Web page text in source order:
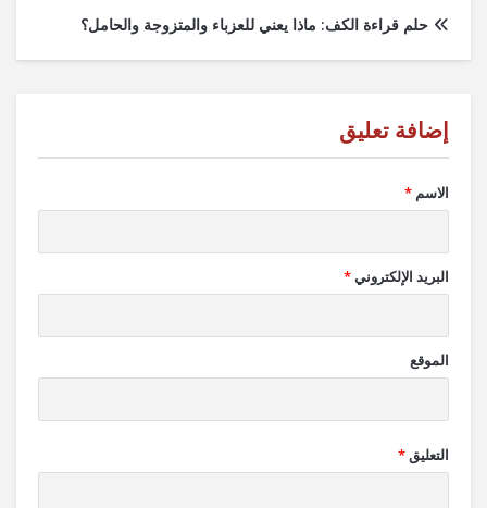
حلم قراءة الكف: ماذا يعني للعزباء والمتزوجة والحامل؟
الاسم *
البريد الإلكتروني*
الموقع
التعليق*